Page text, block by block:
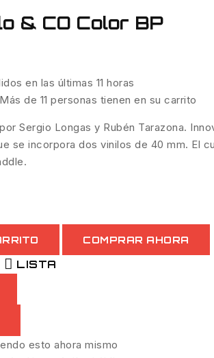
& CO Color BP
en las últimas 11 horas
de 11 personas tienen en su carrito
Sergio Longas y Rubén Tarazona.
se incorpora dos vinilos de 40 mm. El
COMPRAR AHORA
LISTA
esto ahora mismo